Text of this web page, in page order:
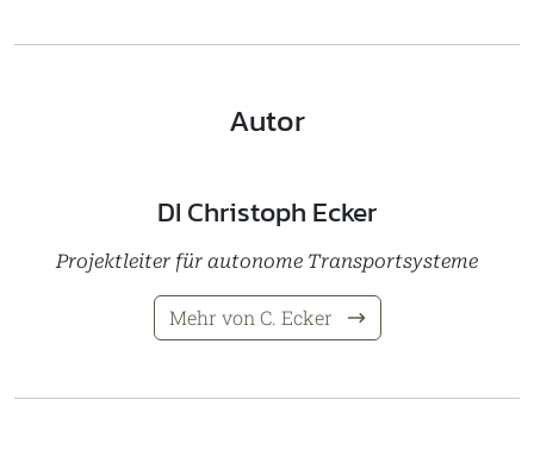
Autor
DI Christoph Ecker
Projektleiter für autonome Transportsysteme
Mehr von C. Ecker